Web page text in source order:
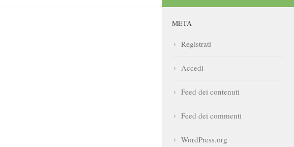
META
Registrati
Accedi
Feed dei contenuti
Feed dei commenti
WordPress.org